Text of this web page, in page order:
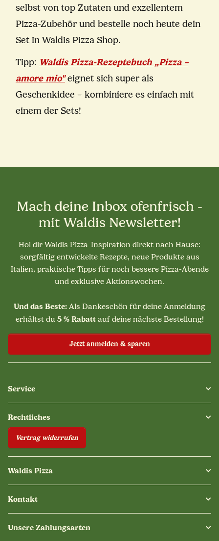
selbst von top Zutaten und exzellentem
Pizza-Zubehör und bestelle noch heute dein
Set in Waldis Pizza Shop.
Tipp: Waldis Pizza-Rezeptebuch „Pizza –
amore mio"eignet sich super als
Geschenkidee – kombiniere es einfach mit
einem der Sets!
Mach deine Inbox ofenfrisch -
mit Waldis Newsletter!
Hol dir Waldis Pizza-Inspiration direkt nach Hause:
sorgfältig entwickelte Rezepte, neue Produkte aus
Italien, praktische Tipps für noch bessere Pizza-Abende
und exklusive Aktionswochen.
Und das Beste: Als Dankeschön für deine Anmeldung
erhältst du 5 % Rabattauf deine nächste Bestellung!
Jetzt anmelden & sparen
Service
Rechtliches
Vertrag widerrufen
Waldis Pizza
Kontakt
Unsere Zahlungsarten